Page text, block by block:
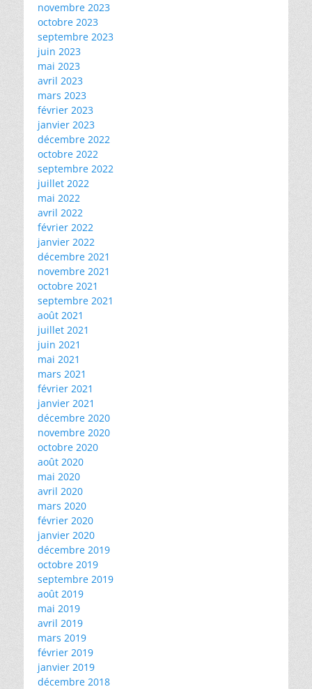
novembre 2023
octobre 2023
septembre 2023
juin 2023
mai 2023
avril 2023
mars 2023
février 2023
janvier 2023
décembre 2022
octobre 2022
septembre 2022
juillet 2022
mai 2022
avril 2022
février 2022
janvier 2022
décembre 2021
novembre 2021
octobre 2021
septembre 2021
août 2021
juillet 2021
juin 2021
mai 2021
mars 2021
février 2021
janvier 2021
décembre 2020
novembre 2020
octobre 2020
août 2020
mai 2020
avril 2020
mars 2020
février 2020
janvier 2020
décembre 2019
octobre 2019
septembre 2019
août 2019
mai 2019
avril 2019
mars 2019
février 2019
janvier 2019
décembre 2018